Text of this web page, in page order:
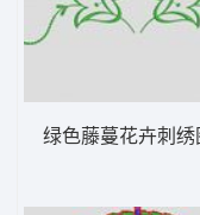
绿色藤蔓花卉刺